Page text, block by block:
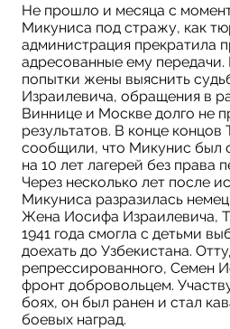
Не прошло и месяца с
Микуниса под стражу, как
администрация прекратила
адресованные ему
попытки жены выяснить
Израилевича, обращения в
Виннице и Москве долго не
результатов. В конце
сообщили, что Микунис был
на 10 лет лагерей без права
Через несколько лет после
Микуниса разразилась
Жена Иосифа Израилевича,
1941 года смогла с детьми
доехать до Узбекистана.
репрессированного, Семен
фронт добровольцем.
боях, он был ранен и стал
боевых наград.